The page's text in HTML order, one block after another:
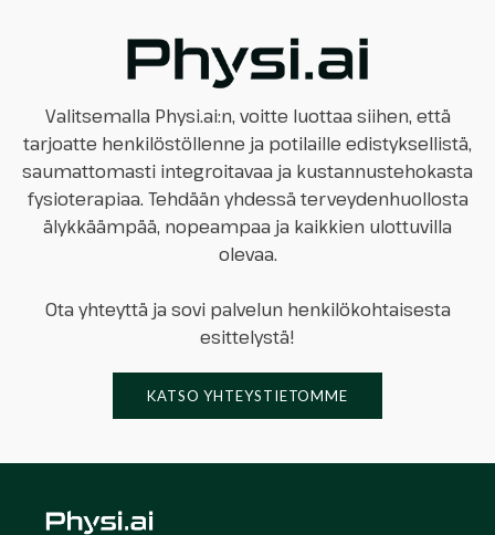
Valitsemalla Physi.ai:n, voitte luottaa siihen, että
tarjoatte henkilöstöllenne ja potilaille edistyksellistä,
saumattomasti integroitavaa ja kustannustehokasta
fysioterapiaa. Tehdään yhdessä terveydenhuollosta
älykkäämpää, nopeampaa ja kaikkien ulottuvilla
olevaa.
Ota yhteyttä ja sovi palvelun henkilökohtaisesta
esittelystä!
KATSO YHTEYSTIETOMME